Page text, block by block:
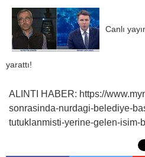
Canlı
yarattı!
ALINTI HABER: https://
sonrasinda-nurdagi-belediye-
tutuklanmisti-yerine-gelen-isim-